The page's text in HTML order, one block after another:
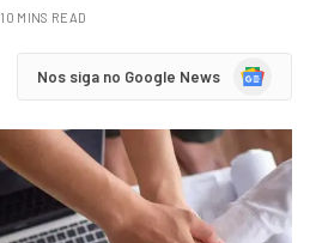
10 MINS READ
Nos siga no Google News
Google